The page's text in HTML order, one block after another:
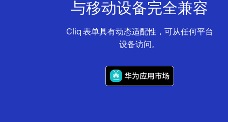
与移动设备完全兼容
Cliq 表单具有动态适配性，可从任何平台
设备访问。